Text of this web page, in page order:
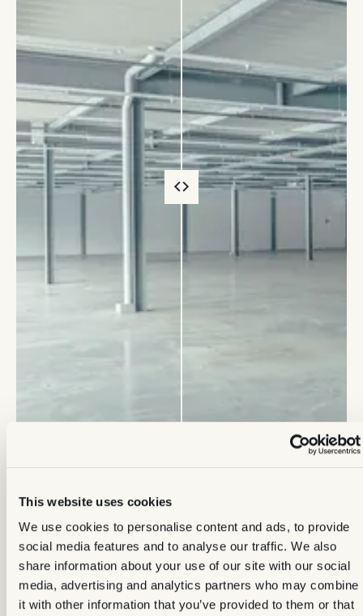
This website uses cookies
We use cookies to personalise content and ads, to provide
social media features and to analyse our traffic. We also
share information about your use of our site with our social
media, advertising and analytics partners who may combine
it with other information that you’ve provided to them or that